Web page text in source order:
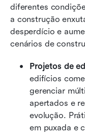
diferentes
a construção
desperdício e
cenários de
Projetos de
edifícios
gerenciar
apertados e
evolução.
em puxada e